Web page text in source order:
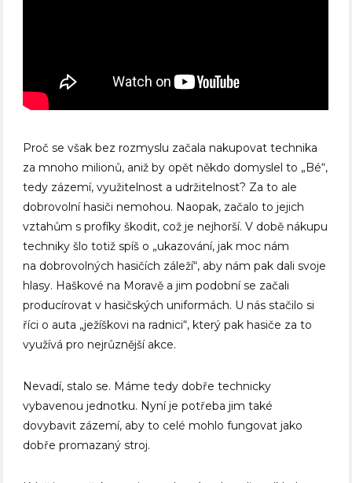
Proč se však bez rozmyslu začala nakupovat technika
za mnoho milionů, aniž by opět někdo domyslel to „Bé“,
tedy zázemí, využitelnost a udržitelnost? Za to ale
dobrovolní hasiči nemohou. Naopak, začalo to jejich
vztahům s profíky škodit, což je nejhorší. V době nákupu
techniky šlo totiž spíš o „ukazování, jak moc nám
na dobrovolných hasičích záleží“, aby nám pak dali svoje
hlasy. Haškové na Moravě a jim podobní se začali
producírovat v hasičských uniformách. U nás stačilo si
říci o auta „ježíškovi na radnici“, který pak hasiče za to
využívá pro nejrůznější akce.
Nevadí, stalo se. Máme tedy dobře technicky
vybavenou jednotku. Nyní je potřeba jim také
dovybavit zázemí, aby to celé mohlo fungovat jako
dobře promazaný stroj.